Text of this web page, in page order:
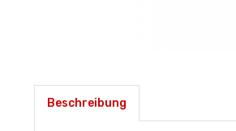
Beschreibung